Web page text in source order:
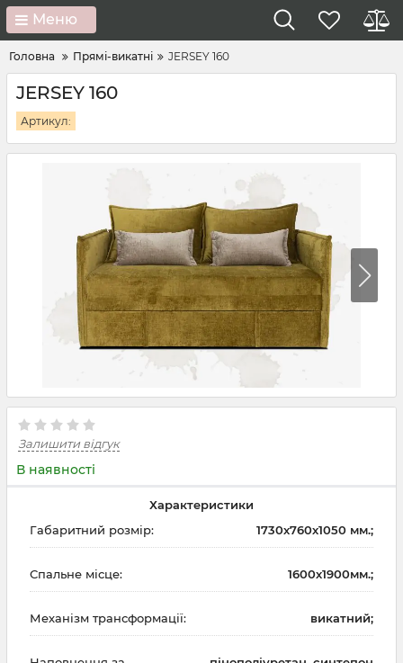
Меню
Головна Прямі-викатні JERSEY 160
JERSEY 160
Артикул:
Залишити відгук
В наявності
Характеристики
Габаритний розмір:
1730х760х1050 мм.;
Спальне місце: 1600х1900мм.;
Механізм трансформації: викатний;